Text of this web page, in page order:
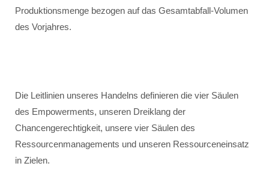
Produktionsmenge bezogen auf das Gesamtabfall-Volumen
des Vorjahres.
Die Leitlinien unseres Handelns definieren die vier Säulen
des Empowerments, unseren Dreiklang der
Chancengerechtigkeit, unsere vier Säulen des
Ressourcenmanagements und unseren Ressourceneinsatz
in Zielen.